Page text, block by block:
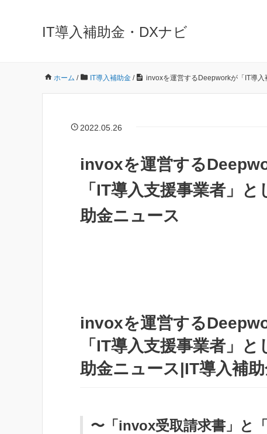
IT導入補助金・DXナビ
ホーム / IT導入補助金 / invoxを運営するDeepworkが「IT導
2022.05.26
invoxを運営する
「IT導入支援事業者」
助金ニュース
invoxを運営する
「IT導入支援事業者」
助金ニュース|IT導入補
〜「invox受取請求書」と